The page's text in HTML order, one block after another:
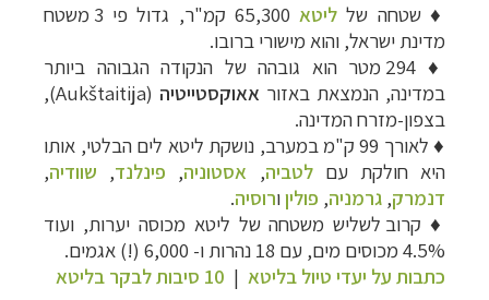
♦שטחה של ליטא
65,300 קמ"ר, גדול פי 3 משטח
מדינת ישראל, והוא מישורי ברובו.
♦
294 מטר הוא גובהה של הנקודה הגבוהה ביותר
במדינה, הנמצאת באזור אאוקסטייטיה (
Aukštaitija
),
בצפון-מזרח המדינה.
♦
לאורך 99 ק"מ במערב, נושקת ליטא לים הבלטי, אותו
היא חולקת עםלטביה, אסטוניה, פינלנד, שוודיה,
דנמרק, גרמניה, פוליןורוסיה.
♦ קרוב לשליש משטחה של ליטא מכוסה יערות, ועוד
4.5% מכוסים מים, עם 18 נהרות ו- 6,000 (!) אגמים.
כתבות על יעדי טיול בליטא | 10 סיבות לבקר בליטא